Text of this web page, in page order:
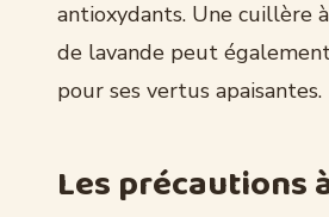
antioxydants. Une cuillère
de lavande peut
pour ses vertus apaisantes.
Les précautions